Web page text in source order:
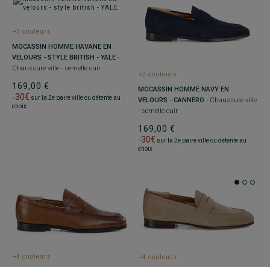
+3 couleurs
MOCASSIN HOMME HAVANE EN
VELOURS - STYLE BRITISH - YALE -
Chaussure ville - semelle cuir
169,00 €
-30€ sur la 2e paire ville ou détente au
choix
+2 couleurs
MOCASSIN HOMME NAVY EN
VELOURS - CANNERO - Chaussure ville
- semelle cuir
169,00 €
-30€ sur la 2e paire ville ou détente au
choix
+4 couleurs +4 couleurs